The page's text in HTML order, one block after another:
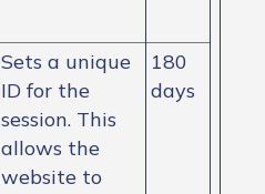
Sets a unique
ID for the
session. This
allows the
website to
180
days